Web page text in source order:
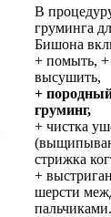
В
груминга
Бишона
+ помыть, +
высушить,
+
груминг,
+ чистка
стрижка
+
шерсти
пальчиками.